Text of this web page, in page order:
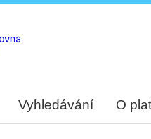
Vyhledávání O